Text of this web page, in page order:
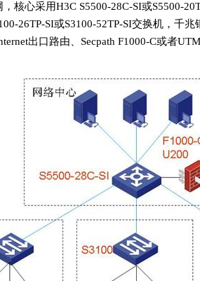
核心采用H3C S5500-28C-SI或S5500-
26TP-SI或S3100-52TP-SI交换机，千
出口路由、Secpath F1000-C或者